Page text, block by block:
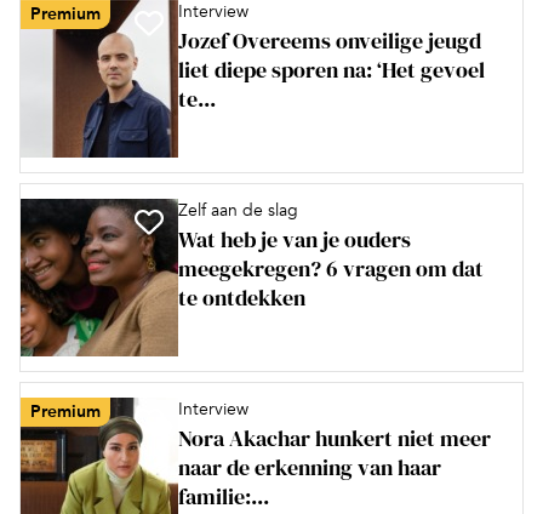
Premium Interview
Jozef Overeems onveilige jeugd
liet diepe sporen na: ‘Het gevoel
te...
Zelf aan de slag
Wat heb je van je ouders
meegekregen? 6 vragen om dat
te ontdekken
Premium Interview
Nora Akachar hunkert niet meer
naar de erkenning van haar
familie:...